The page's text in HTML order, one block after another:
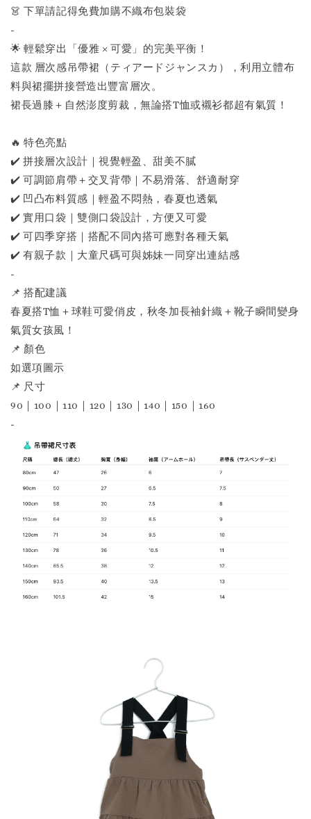
👗 下單請記得免費加購不織布包裝袋
-
🌟 輕鬆穿出「優雅 × 可愛」的完美平衡！
這款 層次感吊帶裙（ティアードジャンスカ），利用立體布
料與裙擺拼接營造出豐富層次。
裙長過膝＋自然澎度剪裁，無論搭T恤或襯衫都超有氣質！
🔥 特色亮點
✔️ 拼接層次設計｜視覺輕盈、甜美不膩
✔️ 可調節肩帶＋交叉背帶｜不易滑落、舒適耐穿
✔️ 凹凸布料質感｜輕盈不悶熱，春夏也透氣
✔️ 實用口袋｜雙側口袋設計，方便又可愛
✔️ 可四季穿搭｜搭配不同內搭可應對各種天氣
✔️ 有親子款｜大童尺碼可與姊妹一同穿出連結感
-
📌 搭配建議
春夏搭T恤＋球鞋可愛俏皮，秋冬加長袖針織＋靴子瞬間變身
氣質女孩風！
📌 顏色
如選項圖示
📌 尺寸
90｜100｜110｜120｜130｜140｜150｜160
-